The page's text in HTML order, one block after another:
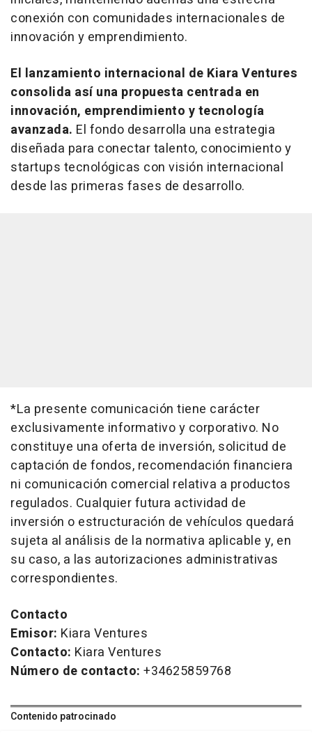
conexión con comunidades internacionales de
innovación y emprendimiento.
El lanzamiento internacional de Kiara Ventures
consolida así una propuesta centrada en
innovación, emprendimiento y tecnología
avanzada. El fondo desarrolla una estrategia
diseñada para conectar talento, conocimiento y
startups tecnológicas con visión internacional
desde las primeras fases de desarrollo.
*La presente comunicación tiene carácter
exclusivamente informativo y corporativo. No
constituye una oferta de inversión, solicitud de
captación de fondos, recomendación financiera
ni comunicación comercial relativa a productos
regulados. Cualquier futura actividad de
inversión o estructuración de vehículos quedará
sujeta al análisis de la normativa aplicable y, en
su caso, a las autorizaciones administrativas
correspondientes.
Contacto
Emisor: Kiara Ventures
Contacto: Kiara Ventures
Número de contacto: +34625859768
Contenido patrocinado